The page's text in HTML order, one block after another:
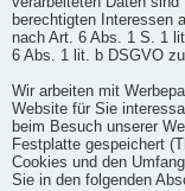
berechtigten Interessen
nach Art. 6 Abs. 1 S. 1
6 Abs. 1 lit. b DSGVO
Wir arbeiten mit
Website für Sie
beim Besuch unserer
Festplatte gespeichert
Cookies und den
Sie in den folgenden